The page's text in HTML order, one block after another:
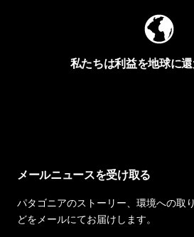
私たちは利益を地球に還
メールニュースを受け取る
パタゴニアのストーリー、環境への取
どをメールにてお届けします。